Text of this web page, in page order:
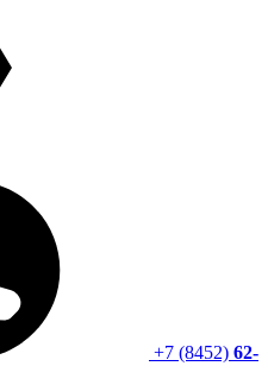
+7 (8452) 62-